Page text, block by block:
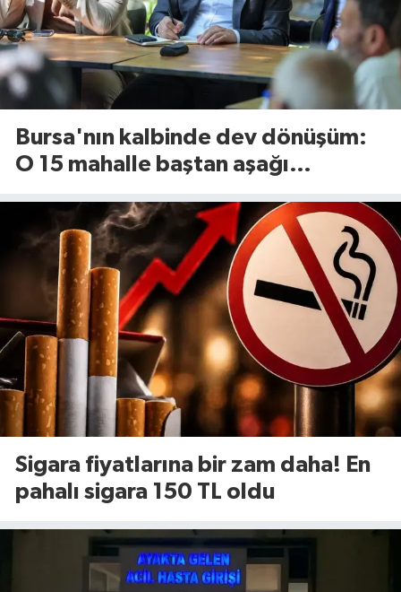
Bursa'nın kalbinde dev dönüşüm:
O 15 mahalle baştan aşağı
Sigara fiyatlarına bir zam daha! En
pahalı sigara 150 TL oldu